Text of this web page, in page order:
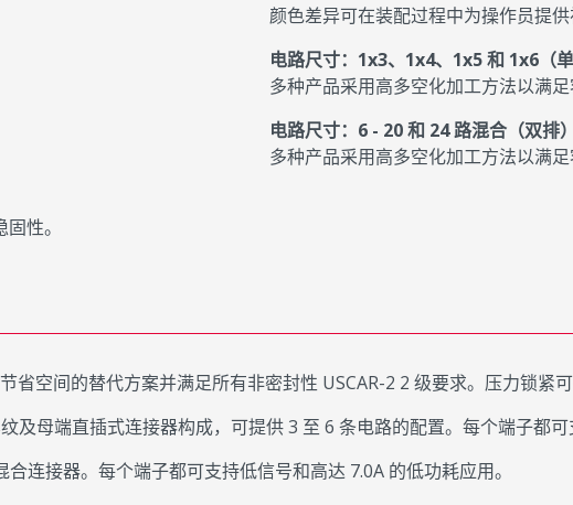
性。
颜色差异可在装配过程中为操作员提
电路尺寸：1x3、1x4、1x5 和 1x6（单
多种产品采用高多空化加工方法以满
电路尺寸：6 - 20 和 24 路混合（双排）
多种产品采用高多空化加工方法以满
空间的替代方案并满足所有非密封性 USCAR-2 2 级要求。压力锁紧
母端直插式连接器构成，可提供 3 至 6 条电路的配置。每个端子都可
连接器。每个端子都可支持低信号和高达 7.0A 的低功耗应用。